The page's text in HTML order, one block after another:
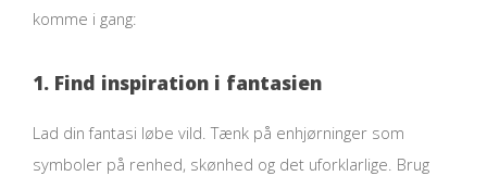
komme i gang:
1. Find inspiration i fantasien
Lad din fantasi løbe vild. Tænk på enhjørninger som
symboler på renhed, skønhed og det uforklarlige. Brug